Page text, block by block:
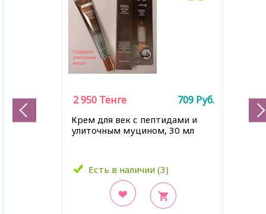
Крем для век с пептидами и
улиточным муцином, 30 мл
Есть в наличии (3)
2 950 Тенге 709 Руб.